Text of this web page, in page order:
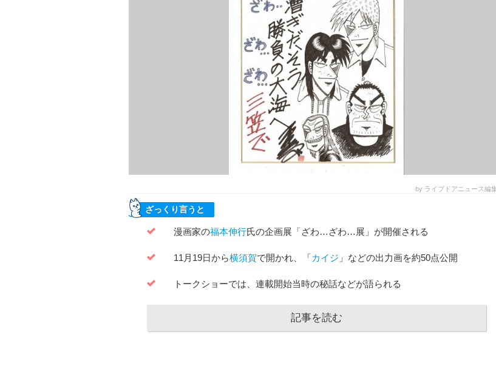
by ライブドアニュース編
ざっくり言うと
漫画家の福本伸行氏の企画展「ざわ…ざわ…展」が開催される
11月19日から横須賀で開かれ、「カイジ 」などの出力画を約50点公開
トークショーでは、連載開始当時の秘話などが語られる
記事を読む